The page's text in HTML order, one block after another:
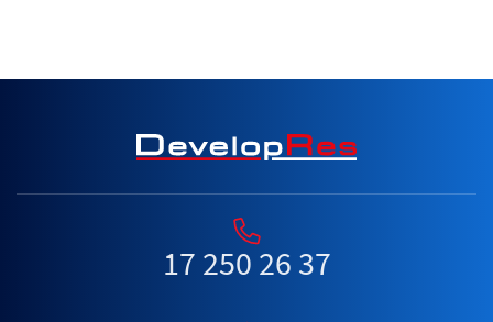
17 250 26 37